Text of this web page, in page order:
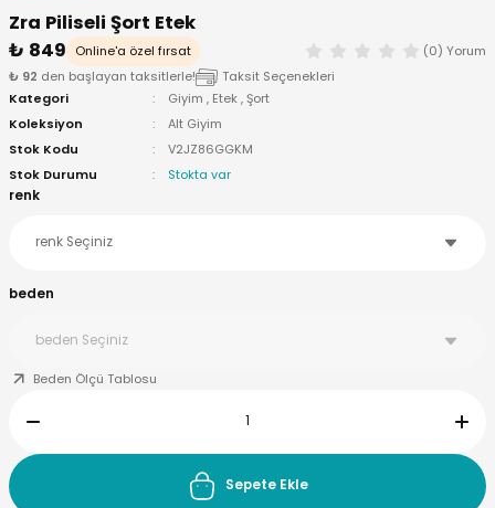
Zra Piliseli Şort Etek
₺ 849
Online'a özel fırsat
(0) Yorum
₺ 92 den başlayan taksitlerle!
Taksit Seçenekleri
Kategori
Giyim , Etek ,Şort
Koleksiyon
Alt Giyim
Stok Kodu
V2JZ86GGKM
Stok Durumu
Stokta var
renk
beden
Beden Ölçü Tablosu
Sepete Ekle